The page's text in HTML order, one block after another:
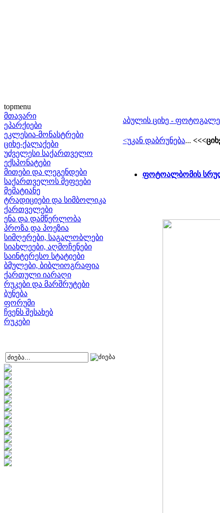
topmenu
მთავარი
ეპარქიები
ეკლესია-მონასტრები
ციხე-ქალაქები
უძველესი საქართველო
ექსპონატები
მითები და ლეგენდები
საქართველოს მეფეები
მემატიანე
ტრადიციები და სიმბოლიკა
ქართველები
ენა და დამწერლობა
პროზა და პოეზია
სიმღერები, საგალობლები
სიახლეები, აღმოჩენები
საინტერესო სტატიები
ბმულები, ბიბლიოგრაფია
ქართული იარაღი
რუკები და მარშრუტები
ბუნება
ფორუმი
ჩვენს შესახებ
რუკები
აბულის ციხე -
<უკან დაბრუნება...
ფოტოალბომის